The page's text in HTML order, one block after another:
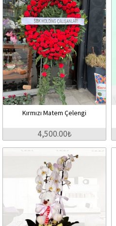
Kırmızı Matem Çelengi
4,500.00₺